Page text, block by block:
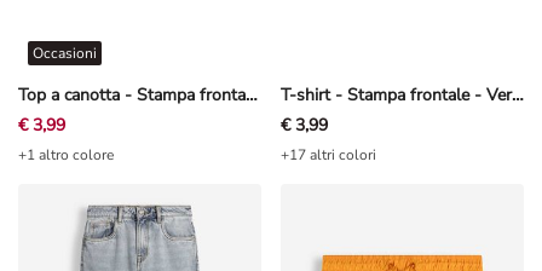
Top a canotta - Stampa frontale - Grigio scuro
Occasioni
€ 3,99
+1 altro colore
T-shirt - Stampa frontale - Verde scuro
€ 3,99
+17 altri colori